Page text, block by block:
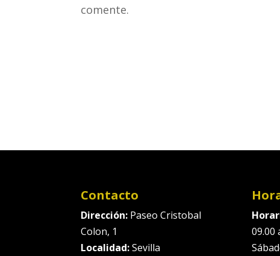
comente.
Contacto
Dirección: Paseo Cristobal
Colon, 1
Localidad:Sevilla
09.00